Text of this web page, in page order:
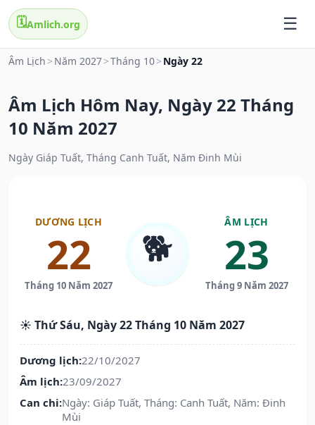
🗓️Amlich.org
Âm Lịch > Năm 2027>Tháng 10> Ngày 22
Âm Lịch Hôm Nay, Ngày 22 Tháng
10 Năm 2027
Ngày Giáp Tuất, Tháng Canh Tuất, Năm Đinh Mùi
DƯƠNG LỊCH
22
Tháng 10 Năm 2027
🐕
ÂM LỊCH
23
Tháng 9 Năm 2027
☀️ Thứ Sáu, Ngày 22 Tháng 10 Năm 2027
Dương lịch:22/10/2027
Âm lịch:23/09/2027
Can chi:Ngày: Giáp Tuất, Tháng: Canh Tuất, Năm: Đinh
Mùi